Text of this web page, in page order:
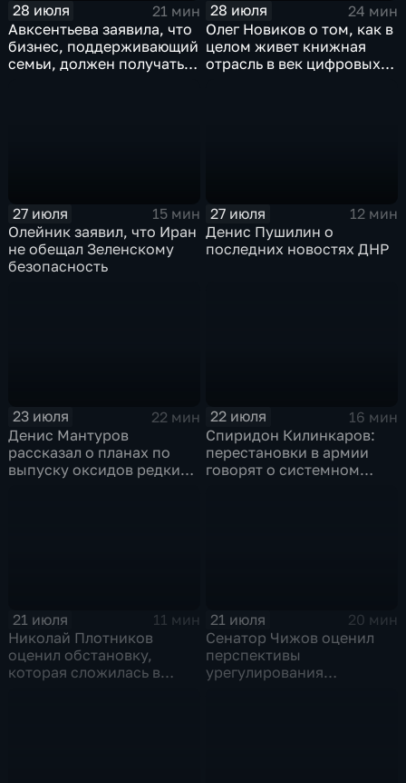
28 июля
21 мин
Авксентьева заявила, что
бизнес, поддерживающий
семьи, должен получать
28 июля
24 мин
Олег Новиков о том, как в
целом живет книжная
отрасль в век цифровых
27 июля
15 мин
Олейник заявил, что Иран
не обещал Зеленскому
безопасность
27 июля
12 мин
Денис Пушилин о
последних новостях ДНР
23 июля
22 мин
Денис Мантуров
рассказал о планах по
выпуску оксидов редких
22 июля
16 мин
Спиридон Килинкаров:
перестановки в армии
говорят о системном
21 июля
11 мин
Николай Плотников
оценил обстановку,
которая сложилась в
21 июля
20 мин
Сенатор Чижов оценил
перспективы
урегулирования